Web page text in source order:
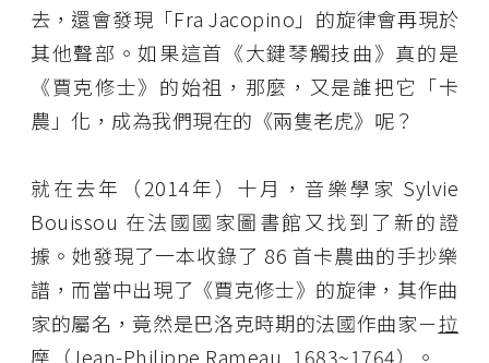
去，還會發現「Fra Jacopino」的旋律會再現於
其他聲部。如果這首《大鍵琴觸技曲》真的是
《賈克修士》的始祖，那麼，又是誰把它「卡
農」化，成為我們現在的《兩隻老虎》呢？
就在去年（2014年）十月，音樂學家 Sylvie
Bouissou 在法國國家圖書館又找到了新的證
據。她發現了一本收錄了 86 首卡農曲的手抄樂
譜，而當中出現了《賈克修士》的旋律，其作曲
家的屬名，竟然是巴洛克時期的法國作曲家－拉
摩 （Jean-Philippe Rameau, 1683~1764）。